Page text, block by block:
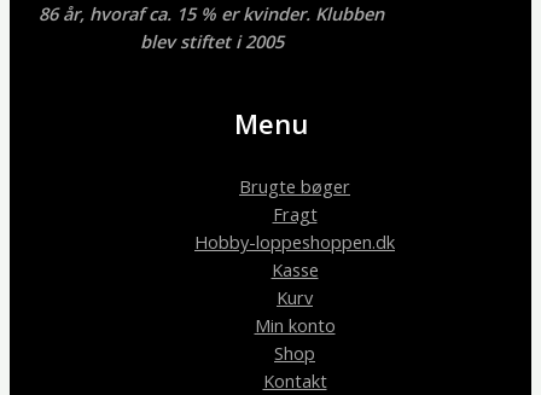
86 år, hvoraf ca. 15 % er kvinder. Klubben
blev stiftet i 2005
Menu
Brugte bøger
Fragt
Hobby-loppeshoppen.dk
Kasse
Kurv
Min konto
Shop
Kontakt